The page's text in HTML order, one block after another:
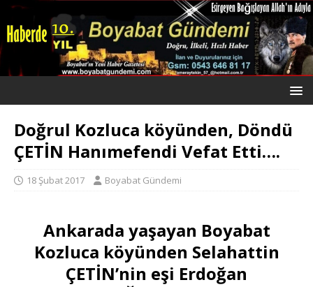
Doğrul Kozluca köyünden, Döndü
ÇETİN Hanımefendi Vefat Etti….
18 Şubat 2017 Boyabat Gündemi
Ankarada yaşayan Boyabat
Kozluca köyünden Selahattin
ÇETİN’nin eşi Erdoğan